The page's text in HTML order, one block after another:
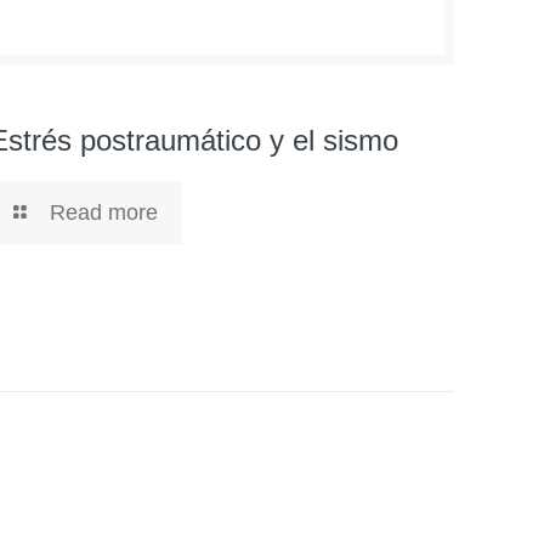
postraumático y el sismo
Read more